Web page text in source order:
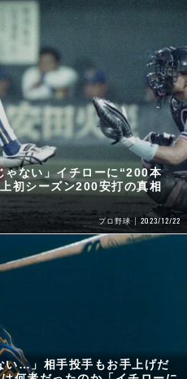
ゃない」イチローに“200本
初シーズン200安打の真相
プロ野球 2023/12/22
い…」相手投手もお手上げだ